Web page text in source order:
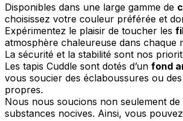
Disponibles dans une large gamme de
choisissez votre couleur préférée et
Expérimentez le plaisir de toucher les
atmosphère chaleureuse dans chaque
La sécurité et la stabilité sont nos
Les tapis Cuddle sont dotés d’un fond
vous soucier des éclaboussures ou
propres.
Nous nous soucions non seulement
substances nocives. Ainsi, vous
Les
ne
Les